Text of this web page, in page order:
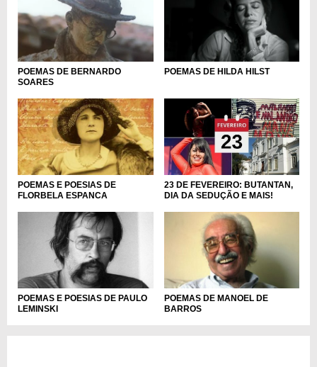
POEMAS DE BERNARDO
SOARES
POEMAS DE HILDA HILST
POEMAS E POESIAS DE
FLORBELA ESPANCA
23 DE FEVEREIRO: BUTANTAN,
DIA DA SEDUÇÃO E MAIS!
POEMAS E POESIAS DE PAULO
LEMINSKI
POEMAS DE MANOEL DE
BARROS